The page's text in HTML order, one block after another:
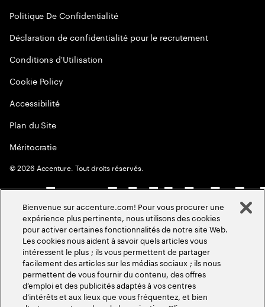
Politique De Confidentialité
Déclaration de confidentialité pour le recrutement
Conditions d'Utilisation
Cookie Policy
Accessibilité
Plan du Site
Méritocratie
©2026 Accenture. Tout droits réservés.
Bienvenue sur accenture.com! Pour vous procurer une
expérience plus pertinente, nous utilisons des cookies
pour activer certaines fonctionnalités de notre site Web.
Les cookies nous aident à savoir quels articles vous
intéressent le plus ; ils vous permettent de partager
facilement des articles sur les médias sociaux ; ils nous
permettent de vous fournir du contenu, des offres
d’emploi et des publicités adaptés à vos centres
d’intérêts et aux lieux que vous fréquentez, et bien